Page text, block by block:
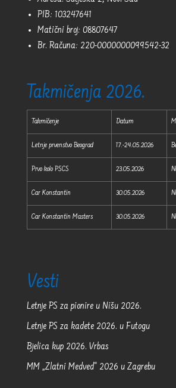
PIB: 103247641
Matični broj: 08807647
Br. Računa: 220-0000000099542-32
Takmičenja 2026.
Takmičenje Datum
Letnje prvenstvo Beograd 17.-24.05.2026
Prvo kolo PSCS 23.05.2026
Car Konstantin 30.05.2026
Car Konstantin Masters 30.05.2026
Vesti
Letnje PS za pionire u Nišu 2026.
Letnje PS za kadete 2026. u Futogu
Bjelica kup 2026. Vrbas
MM „Zlatni Medved“ 2026 u Zagrebu